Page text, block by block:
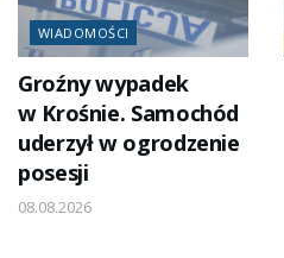
WIADOMOŚCI
Groźny wypadek
w Krośnie. Samochód
uderzył w ogrodzenie
posesji
08.08.2026